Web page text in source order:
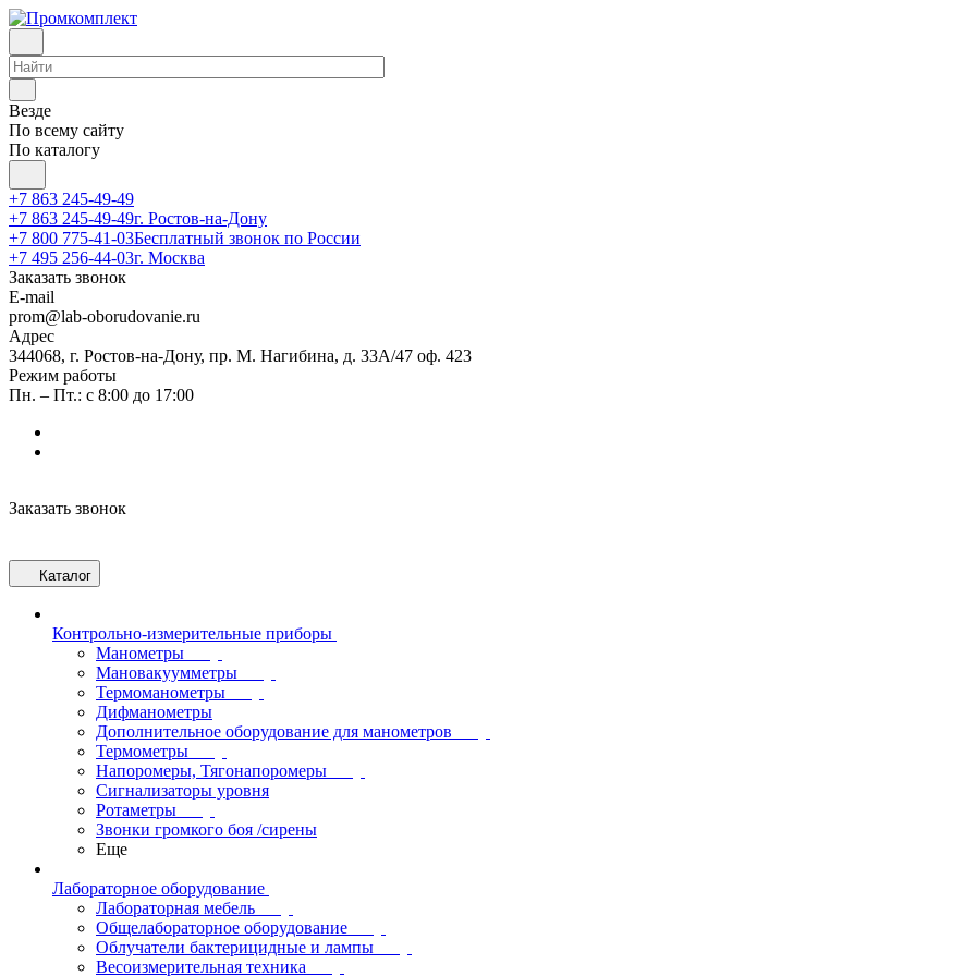
Везде
По всему сайту
По каталогу
+7 863 245-49-49
+7 863 245-49-49г. Ростов-на-Дону
+7 800 775-41-03Бесплатный звонок по России
+7 495 256-44-03г. Москва
Заказать звонок
E-mail
prom@lab-oborudovanie.ru
Адрес
344068, г. Ростов-на-Дону, пр. М. Нагибина, д. 33А/47 оф. 423
Режим работы
Пн. – Пт.: с 8:00 до 17:00
Заказать звонок
Каталог
Контрольно-измерительные приборы
Манометры
Мановакуумметры
Термоманометры
Дифманометры
Дополнительное оборудование для манометров
Термометры
Напоромеры, Тягонапоромеры
Сигнализаторы уровня
Ротаметры
Звонки громкого боя /сирены
Еще
Лабораторное оборудование
Лабораторная мебель
Общелабораторное оборудование
Облучатели бактерицидные и лампы
Весоизмерительная техника